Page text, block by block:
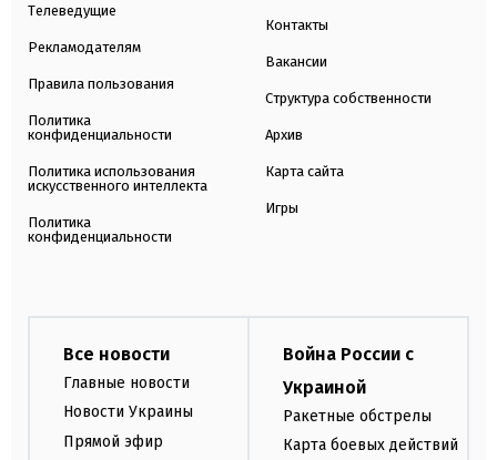
Телеведущие
Рекламодателям
Правила пользования
Политика
конфиденциальности
Политика использования
искусственного интеллекта
Политика
конфиденциальности
Контакты
Вакансии
Структура собственности
Архив
Карта сайта
Игры
Все новости
Главные новости
Новости Украины
Прямой эфир
Война России с
Украиной
Ракетные обстрелы
Карта боевых действий